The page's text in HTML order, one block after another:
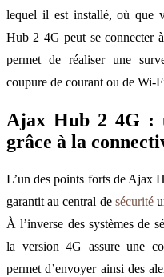
lequel il est installé, où que
Hub 2 4G peut se connecter
permet de réaliser une
coupure de courant ou de Wi-
Ajax Hub 2 4G :
grâce à la
L’un des points forts de Ajax
garantit au central de sécurité
À l’inverse des systèmes de
la version 4G assure une
permet d’envoyer ainsi des